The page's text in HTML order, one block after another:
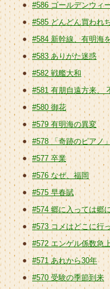
#586 ゴールデンウィ
#585 どんどん買われ
#584 新幹線、有明海
#583 ありがた迷惑
#582 戦艦大和
#581 有朋自遠方来、
#580 御花
#579 有明海の異変
#578 「奇跡のピアノ
#577 卒業
#576 なぜ、福岡
#575 早春賦
#574 郷に入っては郷
#573 コメはどこに行
#572 エンゲル係数急
#571 あれから30年
#570 受験の季節到来